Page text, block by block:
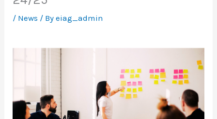
/ News / Byeiag_admin